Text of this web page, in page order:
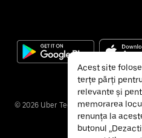
© 2026 Uber Technologies Inc.
Acest site
terțe părți
relevante și
memorarea
renunța la
butonul